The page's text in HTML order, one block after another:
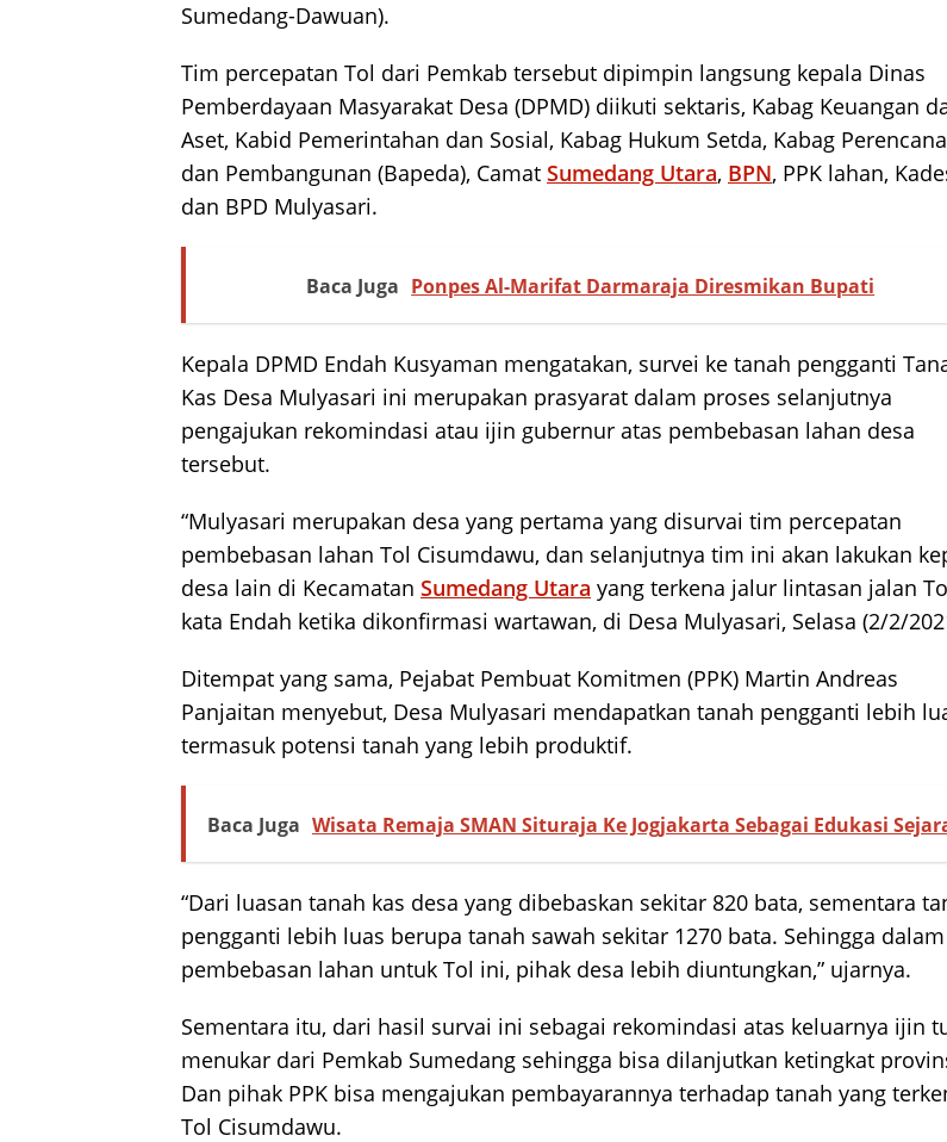
Sumedang-Dawuan).
Tim percepatan Tol dari Pemkab tersebut dipimpin langsung kepala Dinas
Pemberdayaan Masyarakat Desa (DPMD) diikuti sektaris, Kabag Keuangan
Aset, Kabid Pemerintahan dan Sosial, Kabag Hukum Setda, Kabag
dan Pembangunan (Bapeda), Camat Sumedang Utara, BPN, PPK lahan,
dan BPD Mulyasari.
Baca Juga Ponpes Al-Marifat Darmaraja Diresmikan Bupati
Kepala DPMD Endah Kusyaman mengatakan, survei ke tanah pengganti
Kas Desa Mulyasari ini merupakan prasyarat dalam proses selanjutnya
pengajukan rekomindasi atau ijin gubernur atas pembebasan lahan desa
tersebut.
“Mulyasari merupakan desa yang pertama yang disurvai tim percepatan
pembebasan lahan Tol Cisumdawu, dan selanjutnya tim ini akan lakukan
desa lain di Kecamatan Sumedang Utara yang terkena jalur lintasan jalan
kata Endah ketika dikonfirmasi wartawan, di Desa Mulyasari, Selasa (2/2/
Ditempat yang sama, Pejabat Pembuat Komitmen (PPK) Martin Andreas
Panjaitan menyebut, Desa Mulyasari mendapatkan tanah pengganti lebih
termasuk potensi tanah yang lebih produktif.
Baca Juga Wisata Remaja SMAN Situraja Ke Jogjakarta Sebagai Edukasi
“Dari luasan tanah kas desa yang dibebaskan sekitar 820 bata, sementara
pengganti lebih luas berupa tanah sawah sekitar 1270 bata. Sehingga dalam
pembebasan lahan untuk Tol ini, pihak desa lebih diuntungkan,” ujarnya.
Sementara itu, dari hasil survai ini sebagai rekomindasi atas keluarnya ijin
menukar dari Pemkab Sumedang sehingga bisa dilanjutkan ketingkat
Dan pihak PPK bisa mengajukan pembayarannya terhadap tanah yang
Tol Cisumdawu.